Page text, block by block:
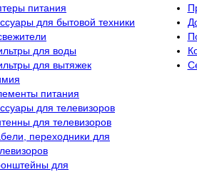
питания
для бытовой техники
для воды
для вытяжек
питания
для телевизоров
для телевизоров
переходники для
для